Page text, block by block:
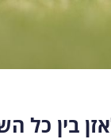
בין כל